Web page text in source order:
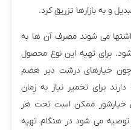
و به بازارها تزریق کرد.
می شوند مصرف آن ها به
برای تهیه این نوع محصول
چون خیارهای درشت دیر هضم
برای تخمیر نیاز به زمان
خیارشور ممکن است تحت هر
می شود در هنگام تهیه